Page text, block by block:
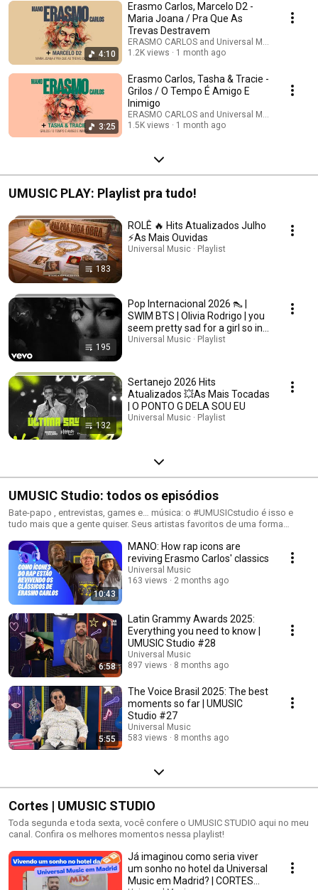
4:10
Erasmo Carlos, Marcelo D2 -
Maria Joana / Pra Que As
Trevas Destravem
ERASMO CARLOS and Universal Music
1.2K views
1 month ago
3:25
Erasmo Carlos, Tasha & Tracie -
Grilos / O Tempo É Amigo E
Inimigo
ERASMO CARLOS and Universal Music
1.5K views
1 month ago
UMUSIC PLAY: Playlist pra tudo!
183
ROLÊ 🔥 Hits Atualizados Julho
⚡As Mais Ouvidas
Universal Music · Playlist
195
Pop Internacional 2026 👠 |
SWIM BTS | Olivia Rodrigo | you
seem pretty sad for a girl so in
love
Universal Music · Playlist
132
Sertanejo 2026 Hits
Atualizados 💥As Mais Tocadas
| O PONTO G DELA SOU EU
Universal Music · Playlist
UMUSIC Studio: todos os episódios
Bate-papo , entrevistas, games e… música: o #UMUSICstudio é isso e
tudo mais que a gente quiser. Seus artistas favoritos de uma forma
10:43
MANO: How rap icons are
reviving Erasmo Carlos' classics
Universal Music
163 views
2 months ago
6:58
Latin Grammy Awards 2025:
Everything you need to know |
UMUSIC Studio #28
Universal Music
897 views
8 months ago
5:55
The Voice Brasil 2025: The best
moments so far | UMUSIC
Studio #27
Universal Music
583 views
8 months ago
Cortes | UMUSIC STUDIO
Toda segunda e toda sexta, você confere o UMUSIC STUDIO aqui no meu
canal. Confira os melhores momentos nessa playlist!
Já imaginou como seria viver
um sonho no hotel da Universal
Music em Madrid? | CORTES